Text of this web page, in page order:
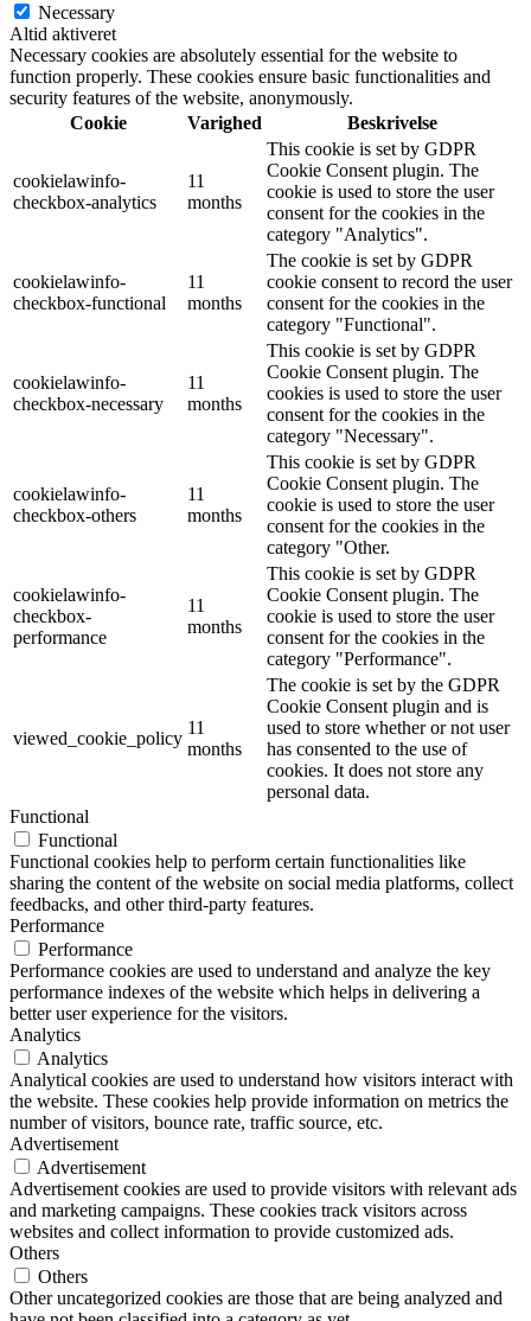
Necessary
Altid aktiveret
Necessary cookies are absolutely essential for the website to
function properly. These cookies ensure basic functionalities and
security features of the website, anonymously.
Cookie
Varighed Beskrivelse
cookielawinfo-
checkbox-analytics
11
months
This cookie is set by GDPR
Cookie Consent plugin. The
cookie is used to store the user
consent for the cookies in the
category "Analytics".
cookielawinfo-
checkbox-functional
11
months
The cookie is set by GDPR
cookie consent to record the user
consent for the cookies in the
category "Functional".
cookielawinfo-
checkbox-necessary
11
months
This cookie is set by GDPR
Cookie Consent plugin. The
cookies is used to store the user
consent for the cookies in the
category "Necessary".
cookielawinfo-
checkbox-others
11
months
This cookie is set by GDPR
Cookie Consent plugin. The
cookie is used to store the user
consent for the cookies in the
category "Other.
cookielawinfo-
checkbox-
performance
11
months
This cookie is set by GDPR
Cookie Consent plugin. The
cookie is used to store the user
consent for the cookies in the
category "Performance".
viewed_cookie_policy
11
months
The cookie is set by the GDPR
Cookie Consent plugin and is
used to store whether or not user
has consented to the use of
cookies. It does not store any
personal data.
Functional
Functional
Functional cookies help to perform certain functionalities like
sharing the content of the website on social media platforms, collect
feedbacks, and other third-party features.
Performance
Performance
Performance cookies are used to understand and analyze the key
performance indexes of the website which helps in delivering a
better user experience for the visitors.
Analytics
Analytics
Analytical cookies are used to understand how visitors interact with
the website. These cookies help provide information on metrics the
number of visitors, bounce rate, traffic source, etc.
Advertisement
Advertisement
Advertisement cookies are used to provide visitors with relevant ads
and marketing campaigns. These cookies track visitors across
websites and collect information to provide customized ads.
Others
Others
Other uncategorized cookies are those that are being analyzed and